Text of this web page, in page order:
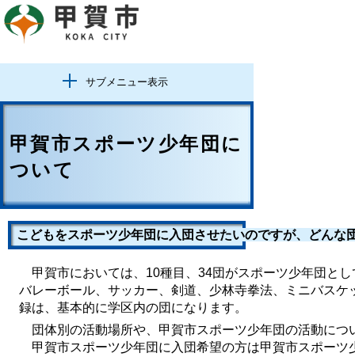
サブメニュー表示
甲賀市スポーツ少年団に
ついて
こどもをスポーツ少年団に入団させたいのですが、どんな
甲賀市においては、10種目、34団がスポーツ少年団と
バレーボール、サッカー、剣道、少林寺拳法、ミニバス
録は、基本的に学区内の団になります。
団体別の活動場所や、甲賀市スポーツ少年団の活動につ
甲賀市スポーツ少年団に入団希望の方は甲賀市スポー